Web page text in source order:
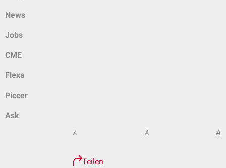
News
Jobs
CME
Flexa
Piccer
Ask
A A A
Teilen